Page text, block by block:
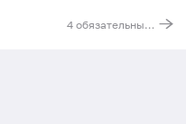
4 обязательных анализа, экспресс